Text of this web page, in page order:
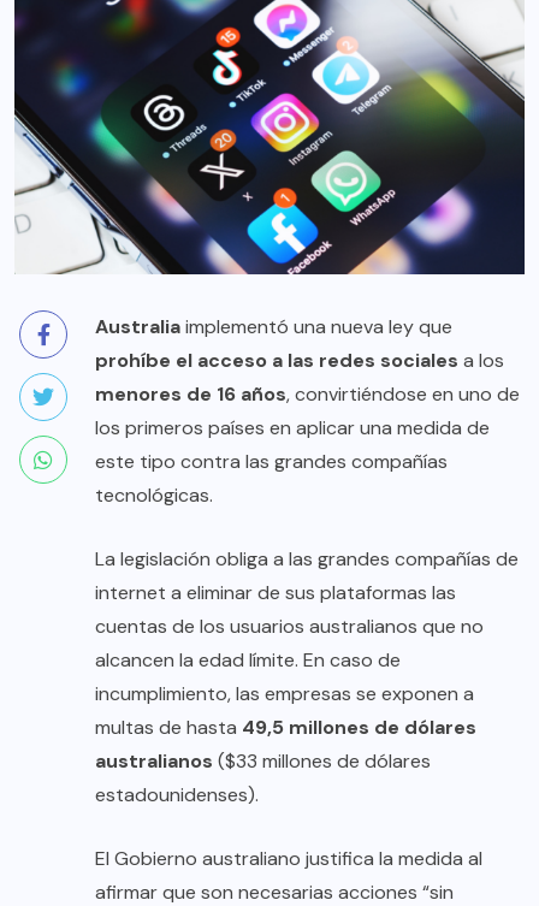
Australiaimplementó una nueva ley que
prohíbe el acceso a las redes sociales a los
menores de 16 años, convirtiéndose en uno de
los primeros países en aplicar una medida de
este tipo contra las grandes compañías
tecnológicas.
La legislación obliga a las grandes compañías de
internet a eliminar de sus plataformas las
cuentas de los usuarios australianos que no
alcancen la edad límite. En caso de
incumplimiento, las empresas se exponen a
multas de hasta 49,5 millones de dólares
australianos ($33 millones de dólares
estadounidenses).
El Gobierno australiano justifica la medida al
afirmar que son necesarias acciones “sin